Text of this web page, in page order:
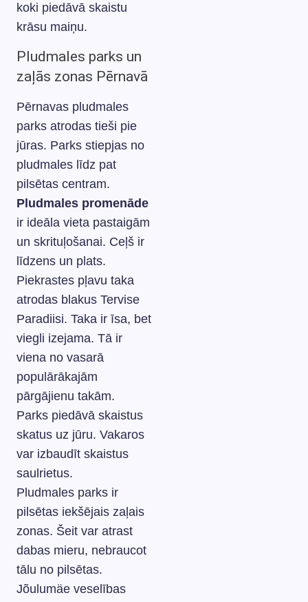
koki piedāvā skaistu
krāsu maiņu.
Pludmales parks un
zaļās zonas Pērnavā
Pērnavas pludmales
parks atrodas tieši pie
jūras. Parks stiepjas no
pludmales līdz pat
pilsētas centram.
Pludmales promenāde
ir ideāla vieta pastaigām
un skrituļošanai. Ceļš ir
līdzens un plats.
Piekrastes pļavu taka
atrodas blakus Tervise
Paradiisi. Taka ir īsa, bet
viegli izejama. Tā ir
viena no vasarā
populārākajām
pārgājienu takām.
Parks piedāvā skaistus
skatus uz jūru. Vakaros
var izbaudīt skaistus
saulrietus.
Pludmales parks ir
pilsētas iekšējais zaļais
zonas. Šeit var atrast
dabas mieru, nebraucot
tālu no pilsētas.
Jõulumäe veselības